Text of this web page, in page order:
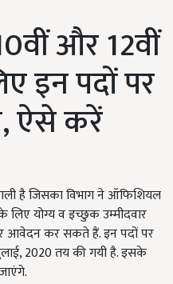
और 12वीं
इन पदों पर
ऐसे करें
है जिसका विभाग ने ऑफिशियल
लिए योग्य व इच्छुक उम्मीदवार
आवेदन कर सकते हैं. इन पदों पर
2020 तय की गयी है. इसके